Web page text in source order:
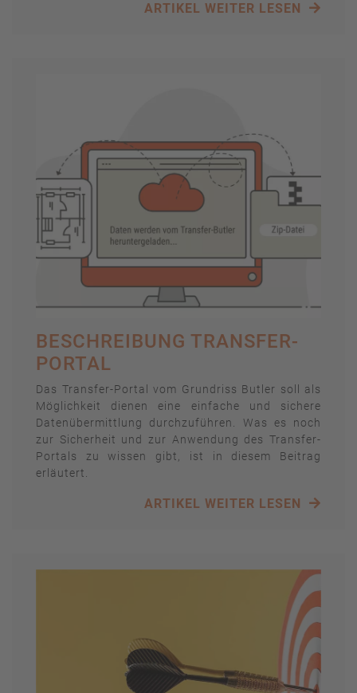
ARTIKEL WEITER LESEN
BESCHREIBUNG TRANSFER-
PORTAL
Das Transfer-Portal vom Grundriss Butler soll als
Möglichkeit dienen eine einfache und sichere
Datenübermittlung durchzuführen. Was es noch
zur Sicherheit und zur Anwendung des Transfer-
Portals zu wissen gibt, ist in diesem Beitrag
erläutert.
ARTIKEL WEITER LESEN